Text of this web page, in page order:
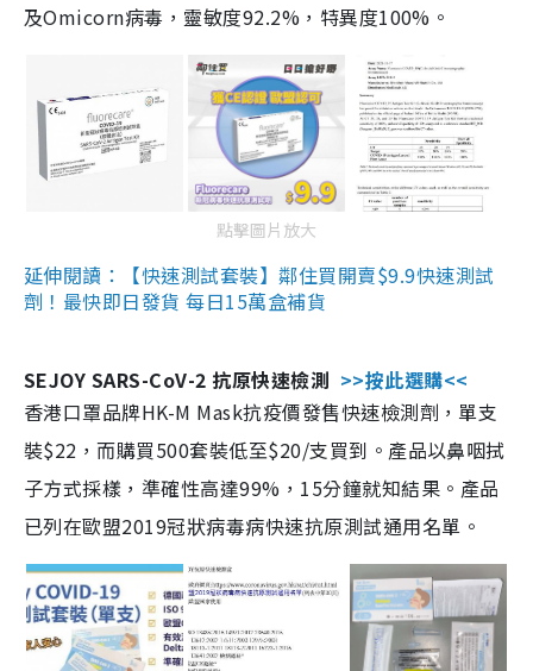
及Omicorn病毒，靈敏度92.2%，特異度100%。
點擊圖片放大
延伸閱讀：【快速測試套裝】鄰住買開賣$9.9快速測試
劑！最快即日發貨 每日15萬盒補貨
SEJOY SARS-CoV-2 抗原快速檢測 >>按此選購<<
香港口罩品牌HK-M Mask抗疫價發售快速檢測劑，單支
裝$22，而購買500套裝低至$20/支買到。產品以鼻咽拭
子方式採樣，準確性高達99%，15分鐘就知結果。產品
已列在歐盟2019冠狀病毒病快速抗原測試通用名單。